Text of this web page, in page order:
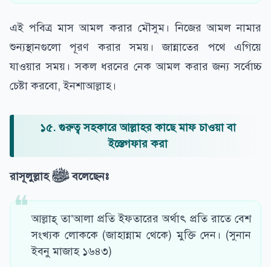
এই পবিত্র মাস আমল করার মৌসুম। নিজের আমল নামার
শুন্যস্থানগুলো পূরণ করার সময়। জান্নাতের পথে এগিয়ে
যাওয়ার সময়। সকল ধরনের নেক আমল করার জন্য সর্বোচ্চ
চেষ্টা করবো, ইনশাআল্লাহ।
১৫. গুরুত্ব সহকারে আল্লাহর কাছে মাফ চাওয়া বা
ইস্তেগফার করা
রাসূলুল্লাহﷺবলেছেন
আল্লাহ্ তা’আলা প্রতি ইফতারের অর্থাৎ প্রতি রাতে বেশ
সংখ্যক লোককে (জাহান্নাম থেকে) মুক্তি দেন। (সুনান
ইবনু মাজাহ ১৬৪৩)